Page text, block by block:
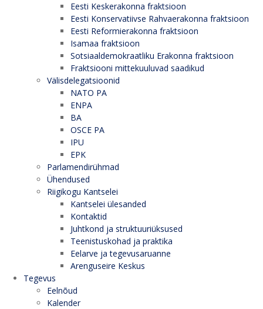
Eesti Keskerakonna fraktsioon
Eesti Konservatiivse Rahvaerakonna fraktsioon
Eesti Reformierakonna fraktsioon
Isamaa fraktsioon
Sotsiaaldemokraatliku Erakonna fraktsioon
Fraktsiooni mittekuuluvad saadikud
Välisdelegatsioonid
NATO PA
ENPA
BA
OSCE PA
IPU
EPK
Parlamendirühmad
Ühendused
Riigikogu Kantselei
Kantselei ülesanded
Kontaktid
Juhtkond ja struktuuriüksused
Teenistuskohad ja praktika
Eelarve ja tegevusaruanne
Arenguseire Keskus
Tegevus
Eelnõud
Kalender